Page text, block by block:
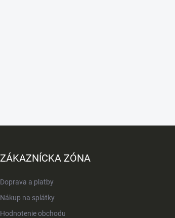
ZÁKAZNÍCKA ZÓNA
Doprava a platby
Nákup na splátky
Hodnotenie obchodu